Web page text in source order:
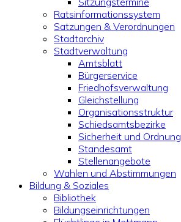
Ratsinformationssystem
Satzungen & Verordnungen
Stadtarchiv
Stadtverwaltung
Amtsblatt
Bürgerservice
Friedhofsverwaltung
Gleichstellung
Organisationsstruktur
Schiedsamtsbezirke
Sicherheit und Ordnung
Standesamt
Stellenangebote
Wahlen und Abstimmungen
Bildung & Soziales
Bibliothek
Bildungseinrichtungen